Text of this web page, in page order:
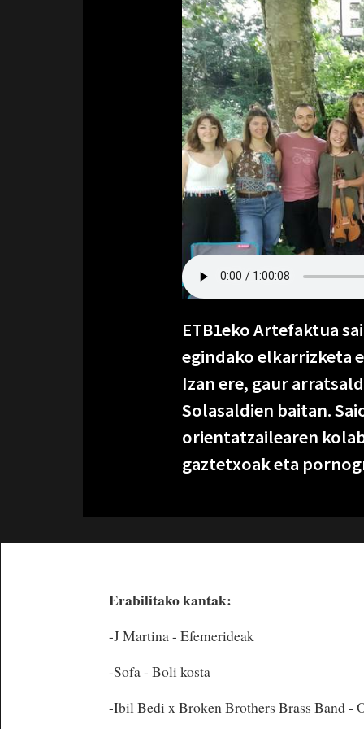
ETB1eko Artefaktua
egindako elkarrizketa
Izan ere, gaur
Solasaldien baitan.
orientatzailearen
gaztetxoak eta
Erabilitako kantak:
-J Martina - Efemerideak
-Sofa - Boli kosta
-Ibil Bedi x Broken Brothers Brass Band -